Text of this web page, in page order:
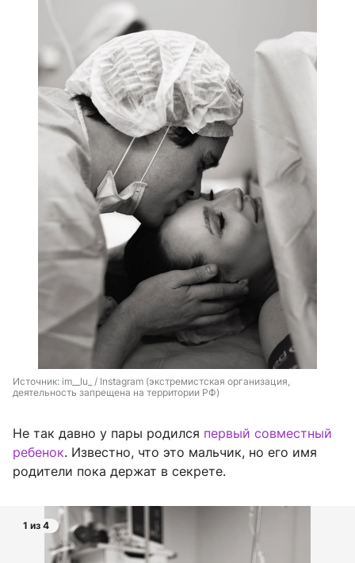
Источник: im__lu_ / Instagram (экстремистская организация,
деятельность запрещена на территории РФ)
Не так давно у пары родился первый совместный
ребенок. Известно, что это мальчик, но его имя
родители пока держат в секрете.
1 из 4